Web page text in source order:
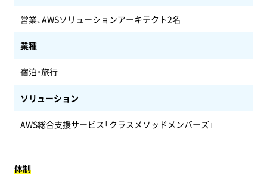
営業、AWSソリューションアーキテクト2名
業種
宿泊・旅行
ソリューション
AWS総合支援サービス「クラスメソッドメンバーズ」
体制